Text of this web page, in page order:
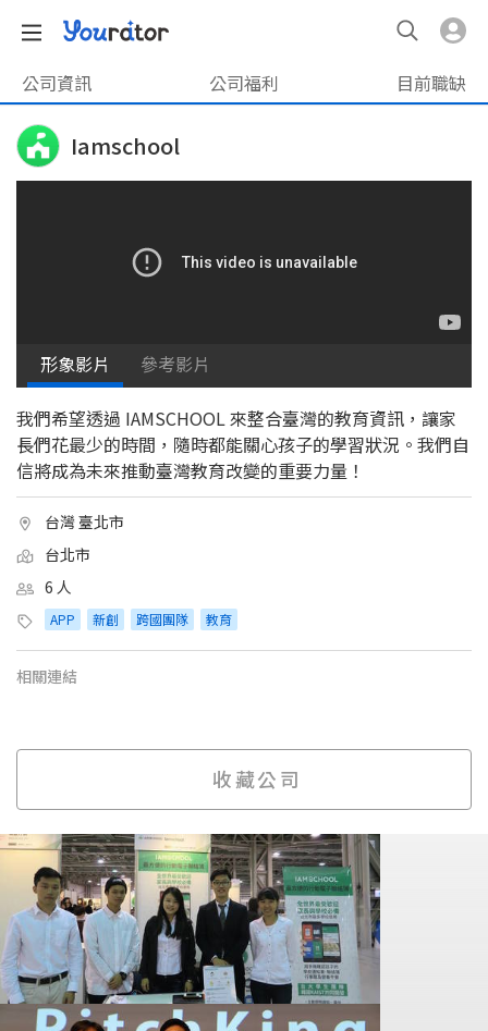
公司資訊 公司福利 目前職缺
Iamschool
形象影片 參考影片
我們希望透過 IAMSCHOOL 來整合臺灣的教育資訊，讓家
長們花最少的時間，隨時都能關心孩子的學習狀況。我們自
信將成為未來推動臺灣教育改變的重要力量！
台灣 臺北市
台北市
6 人
APP 新創 跨國團隊 教育
相關連結
收藏公司